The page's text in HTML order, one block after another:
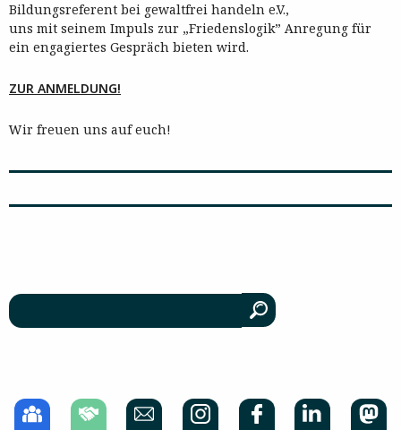
Bildungsreferent bei gewaltfrei handeln e.V.,
uns mit seinem Impuls zur „Friedenslogik” Anregung für
ein engagiertes Gespräch bieten wird.
ZUR ANMELDUNG!
Wir freuen uns auf euch!